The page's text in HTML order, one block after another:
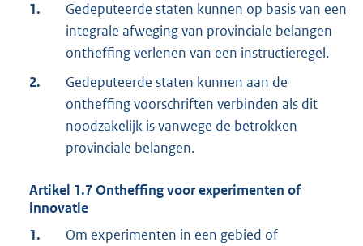
1.
Gedeputeerde staten kunnen op basis van een
integrale afweging van provinciale belangen
ontheffing verlenen van een instructieregel.
2.
Gedeputeerde staten kunnen aan de
ontheffing voorschriften verbinden als dit
noodzakelijk is vanwege de betrokken
provinciale belangen.
Artikel 1.7Ontheffing voor experimenten of
innovatie
1.
Om experimenten in een gebied of